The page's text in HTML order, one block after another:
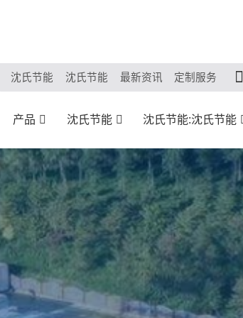
沈氏节能 沈氏节能 最新资讯 定制服务
产品 沈氏节能 沈氏节能:沈氏节能